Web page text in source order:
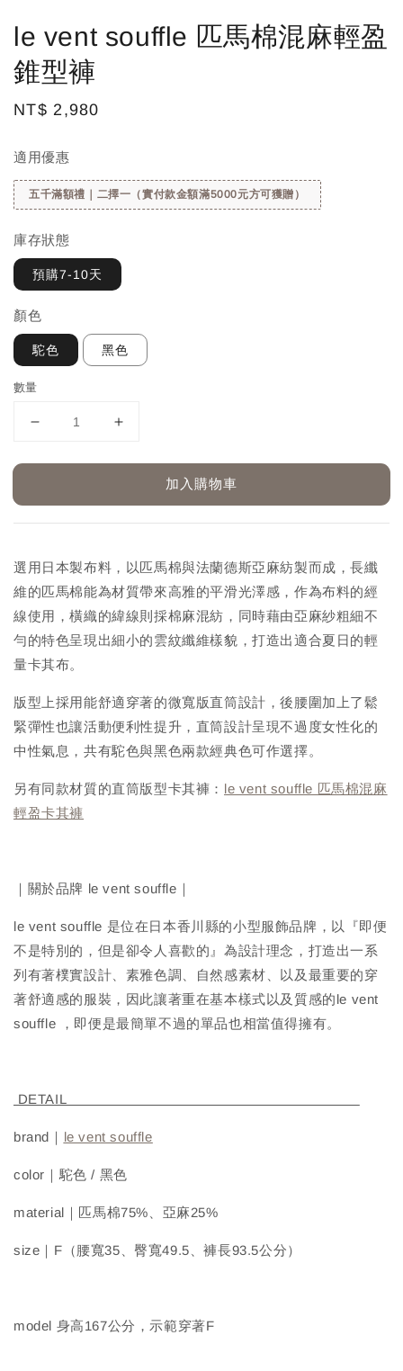
le vent souffle 匹馬棉混麻輕盈
錐型褲
Regular
NT$ 2,980
適用優惠
五千滿額禮｜二擇一（實付款金額滿5000元方可獲贈）
庫存狀態
預購7-10天
顏色
駝色 黑色
數量
加入購物車
選用日本製布料，以匹馬棉與法蘭德斯亞麻紡製而成，長纖
維的匹馬棉能為材質帶來高雅的平滑光澤感，作為布料的經
線使用，橫織的緯線則採棉麻混紡，同時藉由亞麻紗粗細不
勻的特色呈現出細小的雲紋纖維樣貌，打造出適合夏日的輕
量卡其布。
版型上採用能舒適穿著的微寬版直筒設計，後腰圍加上了鬆
緊彈性也讓活動便利性提升，直筒設計呈現不過度女性化的
中性氣息，共有駝色與黑色兩款經典色可作選擇。
另有同款材質的直筒版型卡其褲： le vent souffle 匹馬棉混麻
輕盈卡其褲
｜關於品牌 le vent souffle｜
le vent souffle 是位在日本香川縣的小型服飾品牌，以『即便
不是特別的，但是卻令人喜歡的』為設計理念，打造出一系
列有著樸實設計、素雅色調、自然感素材、以及最重要的穿
著舒適感的服裝，因此讓著重在基本樣式以及質感的le vent
souffle ，即便是最簡單不過的單品也相當值得擁有。
DETAIL
brand｜ le vent souffle
color｜駝色 / 黑色
material｜匹馬棉75%、亞麻25%
size｜F（腰寬35、臀寬49.5、褲長93.5公分）
model 身高167公分，示範穿著F